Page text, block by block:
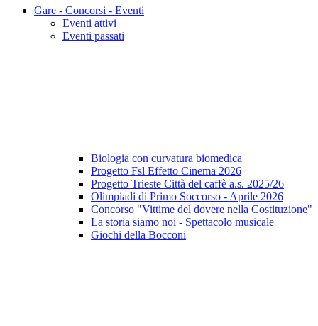
Gare - Concorsi - Eventi
Eventi attivi
Eventi passati
Biologia con curvatura biomedica
Progetto Fsl Effetto Cinema 2026
Progetto Trieste Città del caffè a.s. 2025/26
Olimpiadi di Primo Soccorso - Aprile 2026
Concorso "Vittime del dovere nella Costituzione"
La storia siamo noi - Spettacolo musicale
Giochi della Bocconi